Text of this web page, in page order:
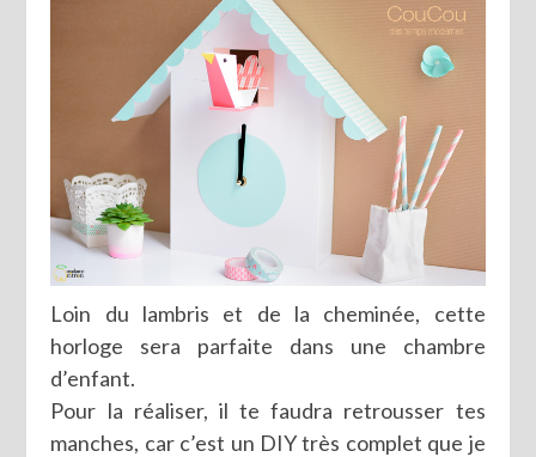
Loin du lambris et de la cheminée, cette
horloge sera parfaite dans une chambre
d’enfant.
Pour la réaliser, il te faudra retrousser tes
manches, car c’est un DIY très complet que je